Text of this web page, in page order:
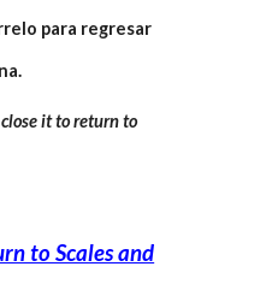
para regresar
it to return to
to Scales and